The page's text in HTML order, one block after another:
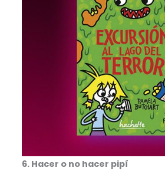
6. Hacer o no hacer pipí